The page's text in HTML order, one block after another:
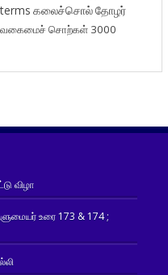
கலைச்சொல்தோழர்
வகைமைச் சொற்கள் 3000
விழா
உரை 173 & 174 ;